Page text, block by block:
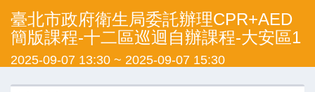
臺北市政府衛生局委託辦理CPR+AED
簡版課程-十二區巡迴自辦課程-大安區1
2025-09-07 13:30 ~ 2025-09-07 15:30